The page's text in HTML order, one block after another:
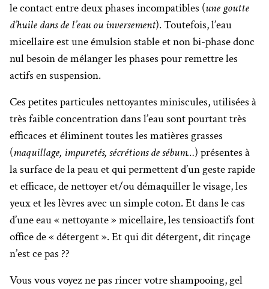
le contact entre deux phases incompatibles (une goutte
d’huile dans de l’eau ou inversement). Toutefois, l’eau
micellaire est une émulsion stable et non bi-phase donc
nul besoin de mélanger les phases pour remettre les
actifs en suspension.
Ces petites particules nettoyantes miniscules, utilisées à
très faible concentration dans l’eau sont pourtant très
efficaces et éliminent toutes les matières grasses
(maquillage, impuretés, sécrétions de sébum…) présentes à
la surface de la peau et qui permettent d’un geste rapide
et efficace, de nettoyer et/ou démaquiller le visage, les
yeux et les lèvres avec un simple coton. Et dans le cas
d’une eau « nettoyante » micellaire, les tensioactifs font
office de « détergent ». Et qui dit détergent, dit rinçage
n’est ce pas ??
Vous vous voyez ne pas rincer votre shampooing, gel